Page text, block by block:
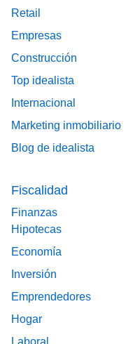
Retail
Empresas
Construcción
Top idealista
Internacional
Marketing inmobiliario
Blog de idealista
Fiscalidad
Finanzas
Hipotecas
Economía
Inversión
Emprendedores
Hogar